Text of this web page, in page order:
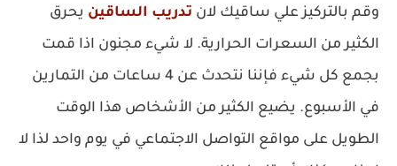
وقم بالتركيز علي ساقيك لان تدريب الساقين يحرق
الكثير من السعرات الحرارية. لا شيء مجنون اذا قمت
بجمع كل شيء فإننا نتحدث عن 4 ساعات من التمارين
في الأسبوع. يضيع الكثير من الأشخاص هذا الوقت
الطويل على مواقع التواصل الاجتماعي في يوم واحد لذا لا